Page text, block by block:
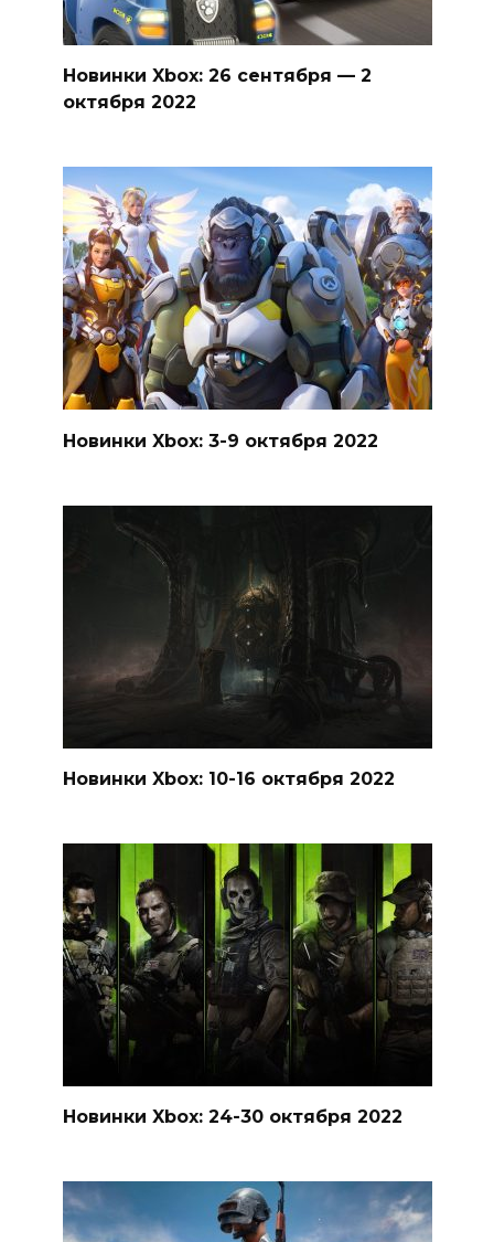
Новинки Xbox: 26 сентября — 2
октября 2022
Новинки Xbox: 3-9 октября 2022
Новинки Xbox: 10-16 октября 2022
Новинки Xbox: 24-30 октября 2022